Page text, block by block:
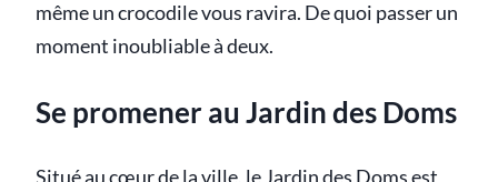
même un crocodile vous ravira. De quoi passer un
moment inoubliable à deux.
Se promener au Jardin des Doms
Situé au cœur de la ville, le Jardin des Doms est